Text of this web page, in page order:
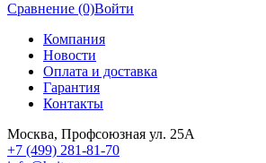
Сравнение (0)Войти
Компания
Новости
Оплата и доставка
Гарантия
Контакты
Москва, Профсоюзная ул. 25А
+7 (499) 281-81-70